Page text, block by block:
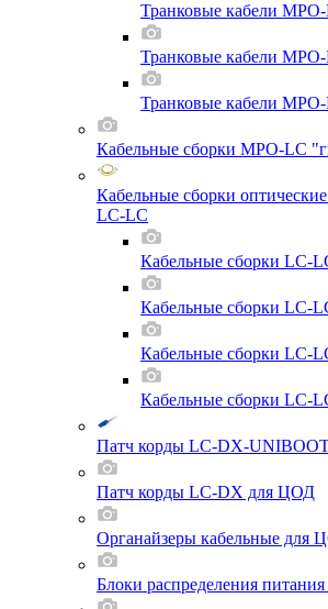
Транковые кабели
Транковые кабели
Транковые кабели
Кабельные сборки MPO-LC
Кабельные сборки
LC-LC
Кабельные сборки LC-
Кабельные сборки LC-
Кабельные сборки LC-
Кабельные сборки LC-
Патч корды LC-DX-
Патч корды LC-DX для ЦОД
Органайзеры кабельные для
Блоки распределения